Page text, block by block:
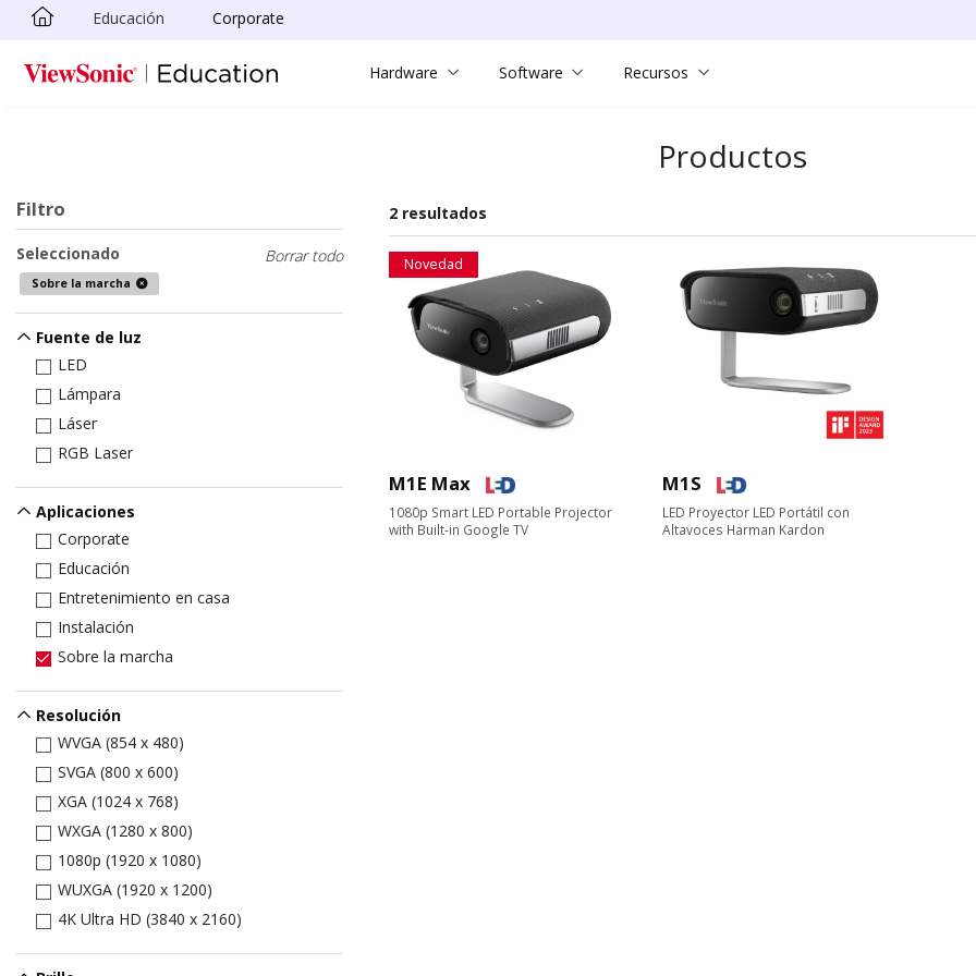
Skip to main content
Educación Corporate
Hardware Software Recursos
Productos
Filtro
Borrar todo
Seleccionado
Sobre la marcha
Fuente de luz
LED
Lámpara
Láser
RGB Laser
Aplicaciones
Corporate
Educación
Entretenimiento en casa
Instalación
Sobre la marcha
Resolución
WVGA (854 x 480)
SVGA (800 x 600)
XGA (1024 x 768)
WXGA (1280 x 800)
1080p (1920 x 1080)
WUXGA (1920 x 1200)
4K Ultra HD (3840 x 2160)
2 resultados
Novedad
M1E Max
1080p Smart LED Portable Projector
with Built-in Google TV
M1S
LED Proyector LED Portátil con
Altavoces Harman Kardon